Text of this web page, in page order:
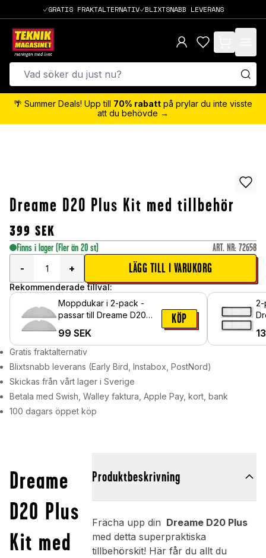
GRATIS FRAKTALTERNATIV BLIXTSNABB LEVERANS
items in cart,
🌴 Summer Deals! Upp till 70% rabatt på prylar du inte visste
att du behövde →
Dreame D20 Plus Kit med tillbehör
399 SEK
Finns i lager (Fler än 20 st) ART. NR: 72658
-
+ LÄGG TILL I VARUKORG
Rekommenderade tillval:
Moppdukar i 2-pack -
passar till Dreame D20
99 SEK
KÖP
2-
Gratis fraktalternativ
Blixtsnabb leverans (Early Bird, Instabox, PostNord)
Skickas från vårt lager i Sverige
Betala med Swish, Walley faktura, Apple Pay, kort, bank
100 dagars öppet köp
Dreame
D20 Plus
Kit med
Produktbeskrivning
Frächa upp din Dreame D20 Plus
med detta superpraktiska
tillbehörskit! Här får du allt du